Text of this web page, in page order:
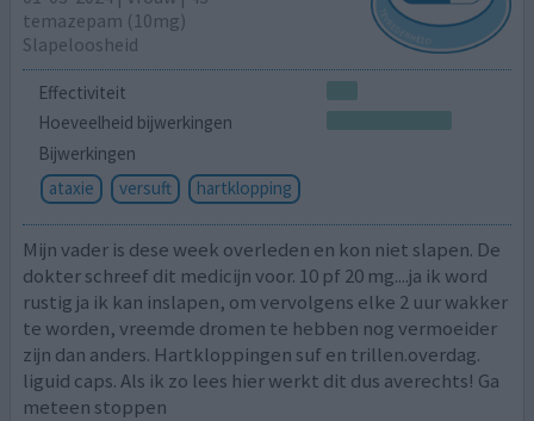
temazepam (10mg)
Slapeloosheid
Effectiviteit
Hoeveelheid bijwerkingen
Bijwerkingen
ataxie
versuft hartklopping
Mijn vader is dese week overleden en kon niet slapen. De
dokter schreef dit medicijn voor. 10 pf 20 mg....ja ik word
rustig ja ik kan inslapen, om vervolgens elke 2 uur wakker
te worden, vreemde dromen te hebben nog vermoeider
zijn dan anders. Hartkloppingen suf en trillen.overdag.
liguid caps. Als ik zo lees hier werkt dit dus averechts! Ga
meteen stoppen